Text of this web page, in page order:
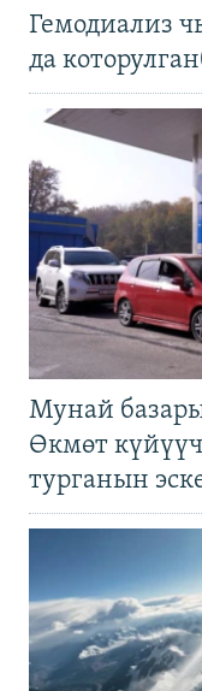
Гемодиализ
да
Мунай
Өкмөт
турганын